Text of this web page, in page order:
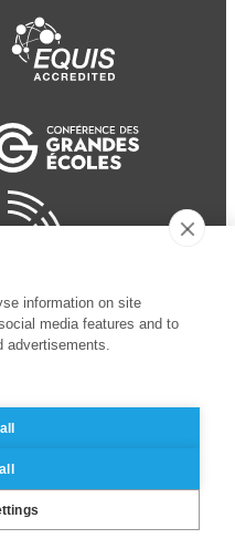
légales
personnelles
information on site
media features and to
advertisements.